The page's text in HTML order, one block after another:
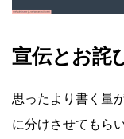
宣伝とお詫
思ったより書く量
に分けさせてもら